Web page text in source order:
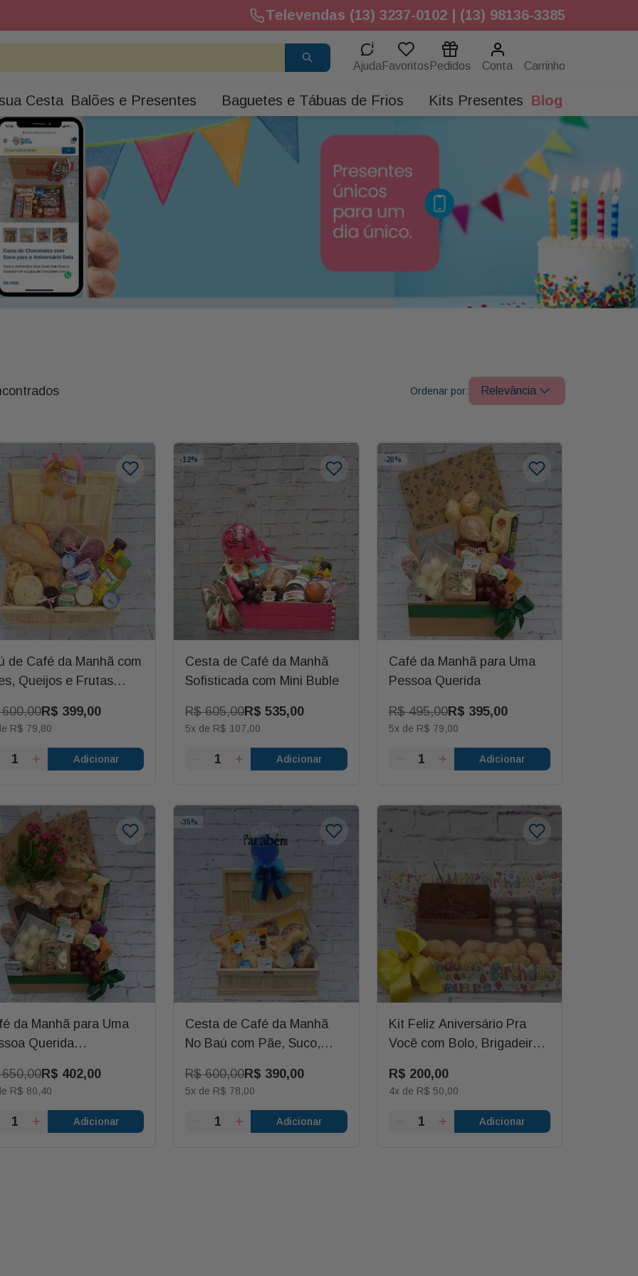
Televendas (13) 3237-0102 | (13) 98136-3385
Ajuda Favoritos Pedidos Conta
Cesta Balões e Presentes Baguetes e Tábuas de Frios Kits Presentes Blog
Relevância
de Café da Manhã com
Queijos e Frutas
600,00R$ 399,00
R$ 79,80
Adicionar
-12%
Cesta de Café da Manhã
Sofisticada com Mini Buble
R$ 605,00R$ 535,00
5x de R$ 107,00
Adicionar
-20%
Café da Manhã para Uma
Pessoa Querida
R$ 495,00R$ 395,00
5x de R$ 79,00
Adicionar
da Manhã para Uma
Querida
650,00R$ 402,00
R$ 80,40
Adicionar
-35%
Cesta de Café da Manhã
No Baú com Pãe, Suco,
para Ele C/ Bubble P
R$ 600,00R$ 390,00
5x de R$ 78,00
Adicionar
Kit Feliz Aniversário Pra
Você com Bolo, Brigadeiro e
R$ 200,00
4x de R$ 50,00
Adicionar